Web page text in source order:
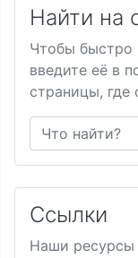
Найти на
Чтобы
введите её в
страницы, где
Ссылки
Наши ресурсы